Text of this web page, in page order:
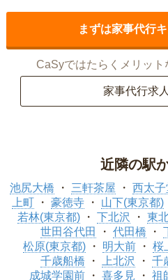
まずは家事代行
CaSyではたらくメリッ
家事代行求
近隣の駅
池尻大橋 三軒茶屋 西太子
上町
豪徳寺 山下(東京都)
若林(東京都)
下北沢 東
世田谷代田
代田橋
松原(東京都)
明大前 桜
千歳船橋
上北沢 千
成城学園前
喜多見 祖